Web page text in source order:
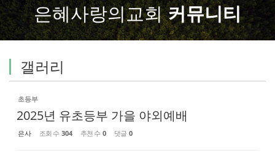
은혜사랑의교회커뮤니티
갤러리
초등부
2025년 유초등부 가을 야외예배
은사 조회 수 304 추천 수 0 댓글 0